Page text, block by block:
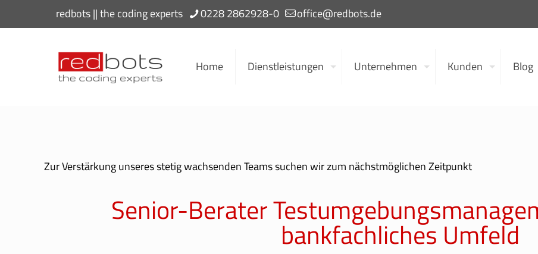
redbots || the coding experts 0228 2862928-0 office@redbots.de
Home Dienstleistungen Unternehmen Kunden Blog
Zur Verstärkung unseres stetig wachsenden Teams suchen wir zum nächstmöglichen Zeitpunkt
Senior-Berater
bankfachliches Umfeld